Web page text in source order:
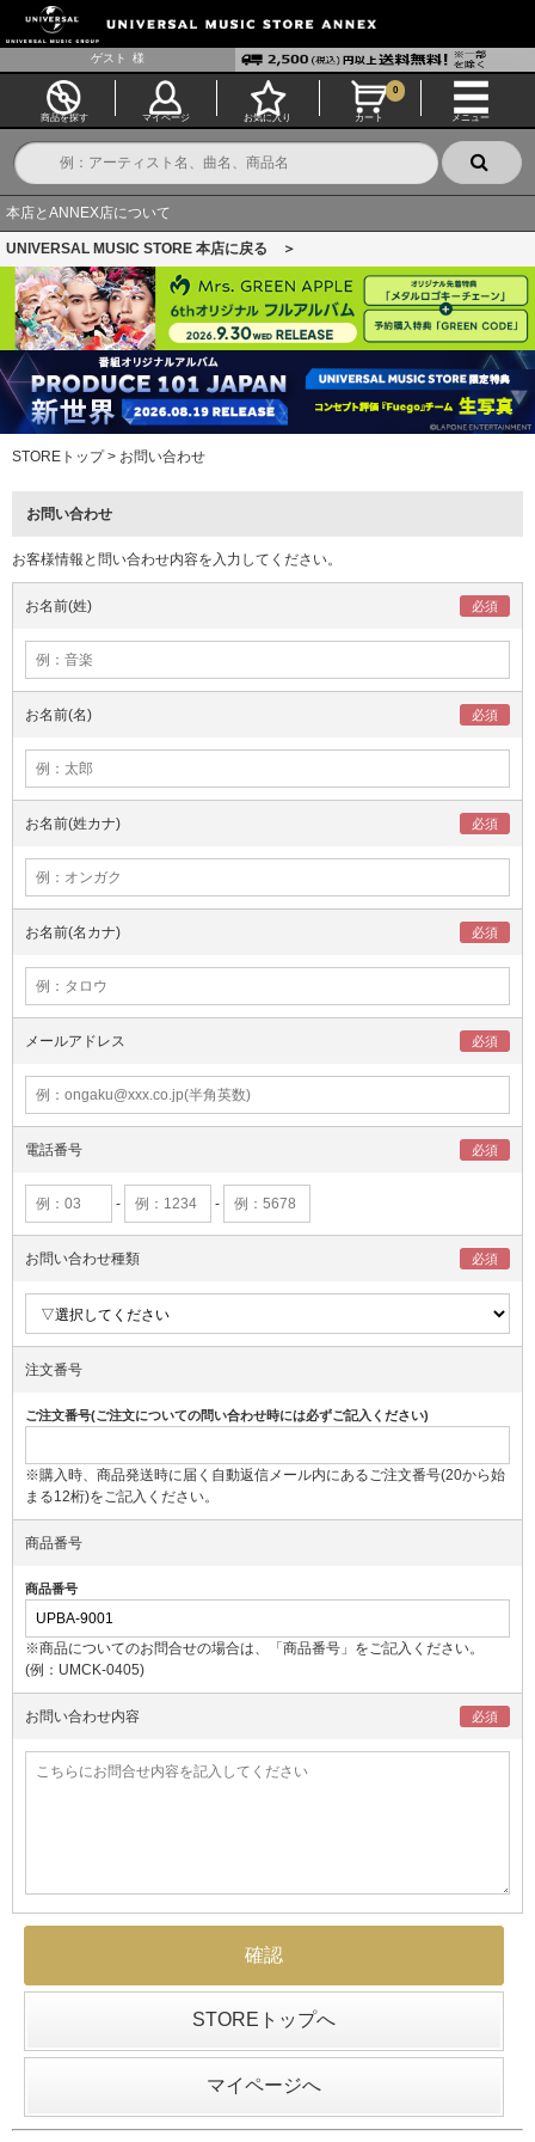
ゲスト 様
商品を探す マイページ お気に入り カート
0
メニュー
本店とANNEX店について
UNIVERSAL MUSIC STORE 本店に戻る ＞
STOREトップ> お問い合わせ
お問い合わせ
お客様情報と問い合わせ内容を入力してください。
お名前(姓)
お名前(名)
お名前(姓カナ)
お名前(名カナ)
メールアドレス
電話番号
- -
お問い合わせ種類
注文番号
ご注文番号(ご注文についての問い合わせ時には必ずご記入ください)
※購入時、商品発送時に届く自動返信メール内にあるご注文番号(20から始
まる12桁)をご記入ください。
商品番号
商品番号
※商品についてのお問合せの場合は、「商品番号」をご記入ください。
(例：UMCK-0405)
お問い合わせ内容
STOREトップへ
マイページへ